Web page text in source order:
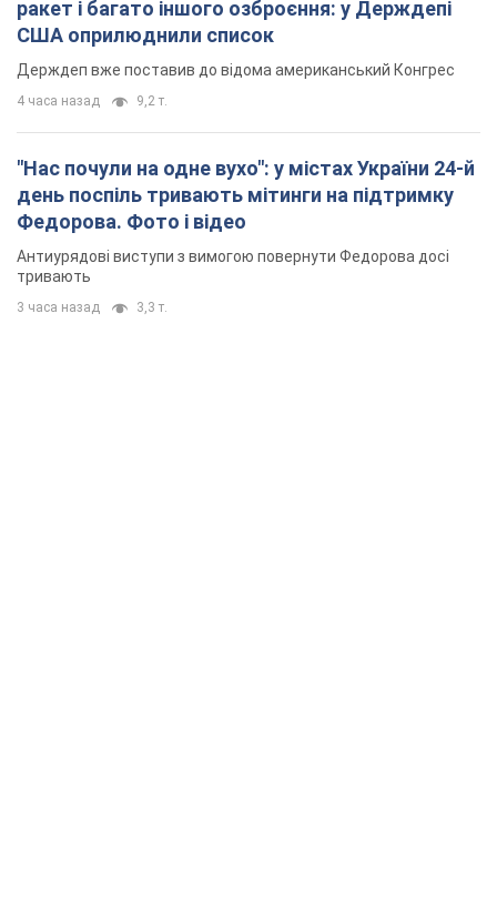
ракет і багато іншого озброєння: у Держдепі
США оприлюднили список
Держдеп вже поставив до відома американський Конгрес
4 часа назад 9,2 т.
"Нас почули на одне вухо": у містах України 24-й
день поспіль тривають мітинги на підтримку
Федорова. Фото і відео
Антиурядові виступи з вимогою повернути Федорова досі
тривають
3 часа назад 3,3 т.